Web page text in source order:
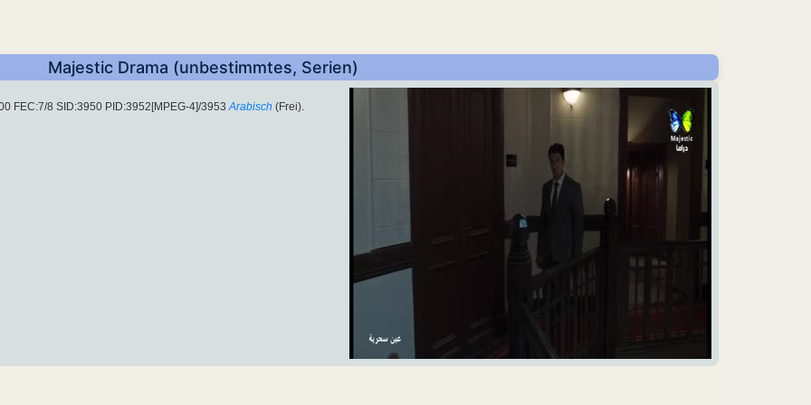
Majestic Drama (unbestimmtes, Serien)
FEC:7/8 SID:3950 PID:3952[MPEG-4]/3953 Arabisch (Frei).